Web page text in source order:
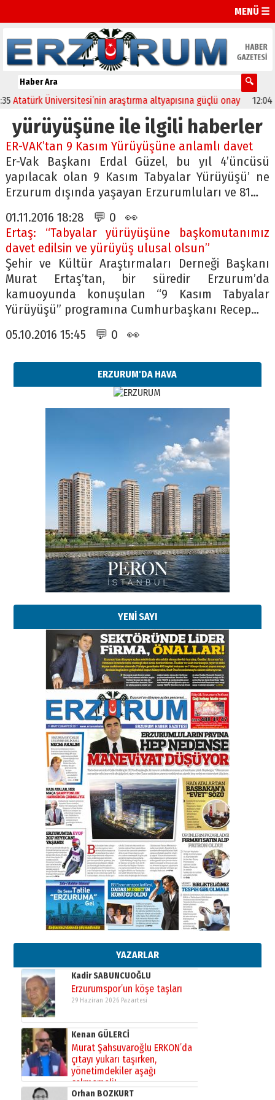
MENÜ ☰
Üniversitesi’nin araştırma altyapısına güçlü onay 12:04
yürüyüşüne ile ilgili haberler
ER-VAK’tan 9 Kasım Yürüyüşüne anlamlı davet
Er-Vak Başkanı Erdal Güzel, bu yıl 4’üncüsü
yapılacak olan 9 Kasım Tabyalar Yürüyüşü’ ne
Erzurum dışında yaşayan Erzurumluları ve 81…
01.11.2016 18:28 💬 0 👀
Ertaş: “Tabyalar yürüyüşüne başkomutanımız
davet edilsin ve yürüyüş ulusal olsun”
Şehir ve Kültür Araştırmaları Derneği Başkanı
Murat Ertaş’tan, bir süredir Erzurum’da
kamuoyunda konuşulan “9 Kasım Tabyalar
Yürüyüşü” programına Cumhurbaşkanı Recep…
05.10.2016 15:45 💬 0 👀
ERZURUM'DA HAVA
YENİ SAYI
YAZARLAR
Esat BİNDESEN
Başkan Sekmen’den Erzurum’a
bir vizyon proje daha!
02 Ağustos 2026 Pazar
Kadir SABUNCUOĞLU
Erzurumspor’un köşe taşları
29 Haziran 2026 Pazartesi
Kenan GÜLERCİ
Murat Şahsuvaroğlu ERKON’da
çıtayı yukarı taşırken,
yönetimdekiler aşağı
çekmemeli!
17 Şubat 2026 SalıOrhan BOZKURT
Bir fotoğraf, bir şehir, bir
gazeteci… Dizginler kimin
elinde?
31 Mart 2026 Salı
A. Berhan Yılmaz
BİR BÖLÜM DEĞİL, BİR ÖMÜR
SEÇİYORSUNUZ… “NEDEN
ATATÜRK ÜNİVERSİTESİ?”
28 Temmuz 2026 Salı
Ahmet Gökhan YAZICI
Ahmed Yesevi’den bir Alperen…
”Reisimiz” idi… Hakka yürüdü.!
26 Mart 2026 Perşembe
Cem Bakırcı
Ardında bıraktığı hatıralarıyla
gönül adamı Faruk Terzioğlu!
13 Mayıs 2026 Çarşamba
Esat BİNDESEN
Başkan Sekmen’den Erzurum’a
02 Ağustos 2026 Pazar
Kadir SABUNCUOĞLU
Erzurumspor’un köşe taşları
29 Haziran 2026 Pazartesi
Kenan GÜLERCİ
Murat Şahsuvaroğlu ERKON’da
çıtayı yukarı taşırken,
yönetimdekiler aşağı
çekmemeli!
17 Şubat 2026 SalıOrhan BOZKURT